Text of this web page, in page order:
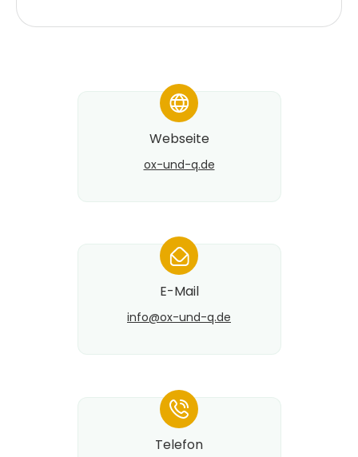
*
Webseite
ox-und-q.de
*
E-Mail
info@​ox-und-q.de
*
Telefon